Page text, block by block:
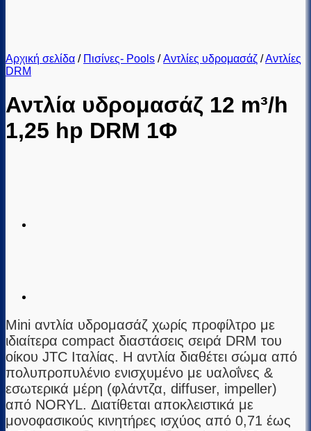
Αρχική σελίδα / Πισίνες- Pools / Αντλίες υδρομασάζ /Αντλίες
DRM
Αντλία υδρομασάζ 12 m³/h
1,25 hp DRM 1Φ
Mini αντλία υδρομασάζ χωρίς προφίλτρο με
ιδιαίτερα compact διαστάσεις σειρά DRM του
οίκου JTC Ιταλίας. H αντλία διαθέτει σώμα από
πολυπροπυλένιο ενισχυμένο με υαλοΐνες &
εσωτερικά μέρη (φλάντζα, diffuser, impeller)
από NORYL. Διατίθεται αποκλειστικά με
μονοφασικούς κινητήρες ισχύος από 0,71 έως